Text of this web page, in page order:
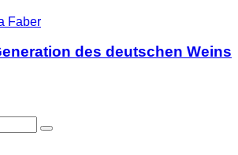
des deutschen Weins